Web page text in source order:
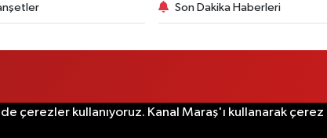
Son Dakika Haberleri
kullanıyoruz. Kanal Maraş'ı kullanarak çerez